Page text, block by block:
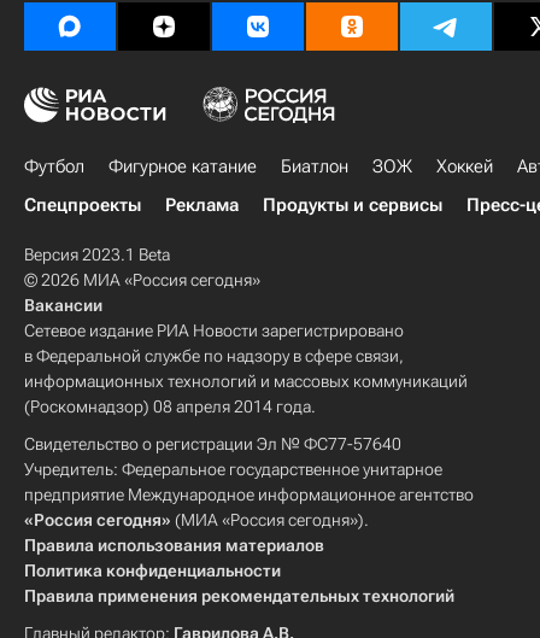
Футбол Фигурное катание Биатлон ЗОЖ Хоккей
Спецпроекты
Реклама Продукты и сервисы Пресс-
Версия 2023.1 Beta
© 2026 МИА «Россия сегодня»
Вакансии
Сетевое издание РИА Новости зарегистрировано
в Федеральной службе по надзору в сфере связи,
информационных технологий и массовых коммуникаций
(Роскомнадзор) 08 апреля 2014 года.
Свидетельство о регистрации Эл № ФС77-57640
Учредитель: Федеральное государственное унитарное
предприятие Международное информационное агентство
«Россия сегодня» (МИА «Россия сегодня»).
Правила использования материалов
Политика конфиденциальности
Правила применения рекомендательных технологий
Главный редактор: Гаврилова А.В.